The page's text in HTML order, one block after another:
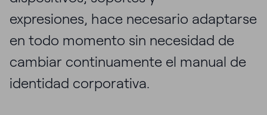
expresiones, hace necesario adaptarse
en todo momento sin necesidad de
cambiar continuamente el manual de
identidad corporativa.